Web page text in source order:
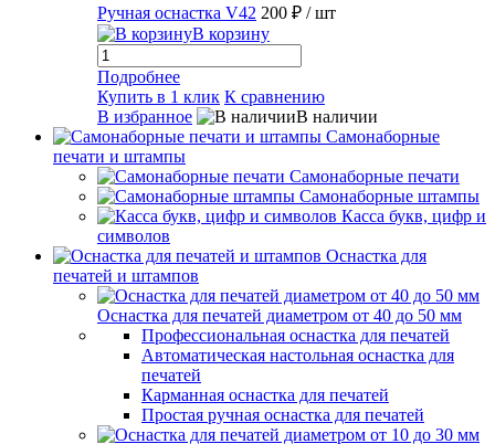
Ручная оснастка V42 200 ₽ / шт
В корзину
Подробнее
Купить в 1 клик К сравнению
В избранное
В наличии
Самонаборные
печати и штампы
Самонаборные печати
Самонаборные штампы
Касса букв, цифр и
символов
Оснастка для
печатей и штампов
Оснастка для печатей диаметром от 40 до 50 мм
Профессиональная оснастка для печатей
Автоматическая настольная оснастка для
печатей
Карманная оснастка для печатей
Простая ручная оснастка для печатей